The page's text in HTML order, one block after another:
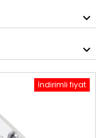
İndirimli fiyat